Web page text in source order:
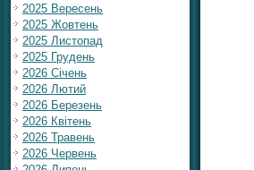
2025 Вересень
2025 Жовтень
2025 Листопад
2025 Грудень
2026 Січень
2026 Лютий
2026 Березень
2026 Квітень
2026 Травень
2026 Червень